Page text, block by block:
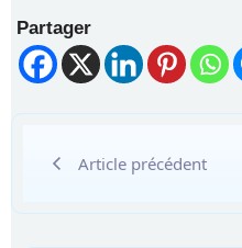
Partager
Article précédent